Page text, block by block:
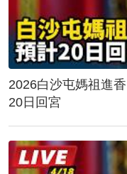
2026白沙屯媽祖進
20日回宮